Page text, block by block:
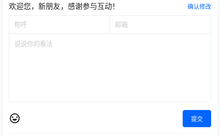
欢迎您，新朋友，感谢参与互动！ 确认修改
提交